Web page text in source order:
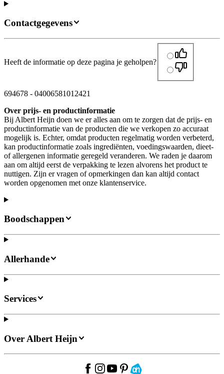
Contactgegevens
Heeft de informatie op deze pagina je geholpen?
694678 - 04006581012421
Over prijs- en productinformatie
Bij Albert Heijn doen we er alles aan om te zorgen dat de prijs- en
productinformatie van de producten die we verkopen zo accuraat
mogelijk is. Echter, omdat producten regelmatig worden verbeterd,
kan productinformatie zoals ingrediënten, voedingswaarden, dieet-
of allergenen informatie geregeld veranderen. We raden je daarom
aan om altijd eerst de verpakking te lezen alvorens het product te
nuttigen. Zijn er vragen of opmerkingen dan kan altijd contact
worden opgenomen met onze klantenservice.
Boodschappen
Allerhande
Services
Over Albert Heijn